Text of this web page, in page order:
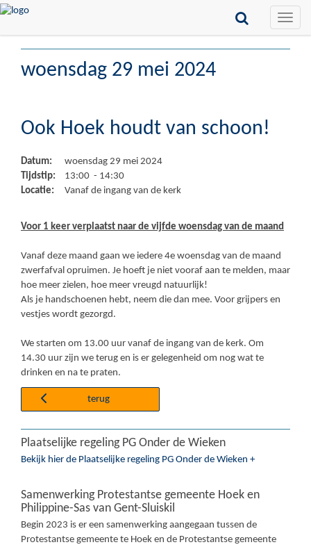
Toggle
woensdag 29 mei 2024
Ook Hoek houdt van schoon!
Datum:
woensdag 29 mei 2024
Tijdstip:
13:00 - 14:30
Locatie:
Vanaf de ingang van de kerk
Voor 1 keer verplaatst naar de vijfde woensdag van de maand
Vanaf deze maand gaan we iedere 4e woensdag van de maand
zwerfafval opruimen. Je hoeft je niet vooraf aan te melden, maar
hoe meer zielen, hoe meer vreugd natuurlijk!
Als je handschoenen hebt, neem die dan mee. Voor grijpers en
vestjes wordt gezorgd.
We starten om 13.00 uur vanaf de ingang van de kerk. Om
14.30 uur zijn we terug en is er gelegenheid om nog wat te
drinken en na te praten.
terug
Plaatselijke regeling PG Onder de Wieken
Bekijk hier de Plaatselijke regeling PG Onder de Wieken +
Samenwerking Protestantse gemeente Hoek en
Philippine-Sas van Gent-Sluiskil
Begin 2023 is er een samenwerking aangegaan tussen de
Protestantse gemeente te Hoek en de Protestantse gemeente